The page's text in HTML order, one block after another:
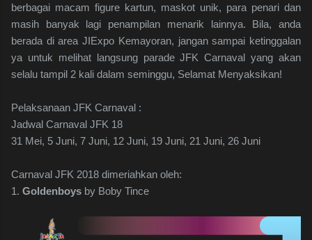
berbagai macam figure kartun, maskot unik, para penari dan
masih banyak lagi penampilan menarik lainnya. Bila, anda
berada di area JIExpo Kemayoran, jangan sampai ketinggalan
ya untuk melihat langsung parade JFK Carnaval yang akan
selalu tampil 2 kali dalam seminggu, Selamat Menyaksikan!
Pelaksanaan JFK Carnaval :
Jadwal Carnaval JFK 18
31 Mei, 5 Juni, 7 Juni, 12 Juni, 19 Juni, 21 Juni, 26 Juni
Carnaval JFK 2018 dimeriahkan oleh:
1. Goldenboys by Boby Tince